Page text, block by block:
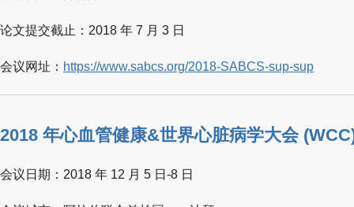
论文提交截止：2018 年 7 月 3 日
会议网址： https://www.sabcs.org/2018-SABCS-sup-sup
2018 年心血管健康&世界心脏病学大会
会议日期：2018 年 12 月 5 日-8 日